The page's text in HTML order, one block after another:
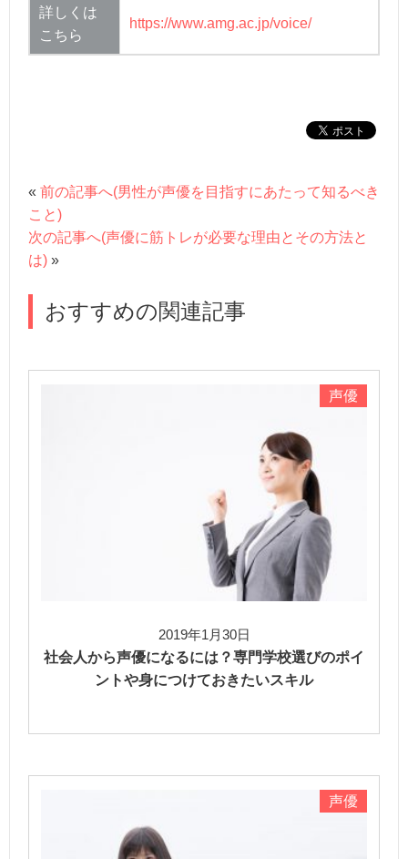
詳しくは
こちら
https://www.amg.ac.jp/voice/
« 前の記事へ(男性が声優を目指すにあたって知るべき
こと)
次の記事へ(声優に筋トレが必要な理由とその方法と
は) »
おすすめの関連記事
声優
2019年1月30日
社会人から声優になるには？専門学校選びのポイ
ントや身につけておきたいスキル
声優